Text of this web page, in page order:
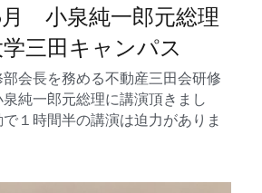
　小泉純一郎元総理
三田キャンパス
会長を務める不動産三田会研修
純一郎元総理に講演頂きまし
１時間半の講演は迫力がありま